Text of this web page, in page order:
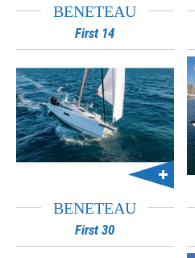
BENETEAU
First 14
BENETEAU
First 30